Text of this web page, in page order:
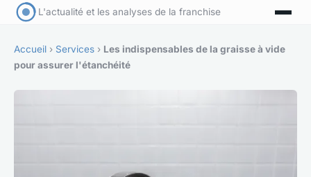
L'actualité et les analyses de la franchise
Accueil › Services › Les indispensables de la graisse à vide
pour assurer l'étanchéité